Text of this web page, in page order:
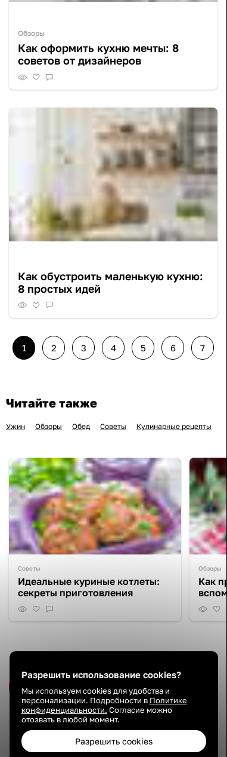
Обзоры
Как оформить кухню мечты: 8
советов от дизайнеров
Как обустроить маленькую кухню:
8 простых идей
1 2 3 4 5 6 7
Читайте также
Ужин Обзоры Обед Советы Кулинарные рецепты
Советы
Идеальные куриные котлеты:
секреты приготовления
Обзоры
Как
Новое видео нашего канала
Подписаться на канал
Разрешить использование cookies?
Мы используем cookies для удобства и
персонализации. Подробности в Политике
конфиденциальности. Согласие можно
отозвать в любой момент.
Разрешить cookies